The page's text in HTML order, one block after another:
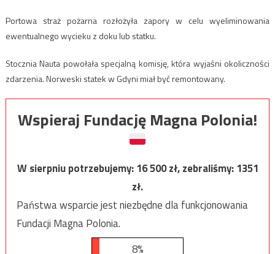
Portowa straż pożarna rozłożyła zapory w celu wyeliminowania
ewentualnego wycieku z doku lub statku.
Stocznia Nauta powołała specjalną komisję, która wyjaśni okoliczności
zdarzenia. Norweski statek w Gdyni miał być remontowany.
Wspieraj Fundację Magna Polonia!
W sierpniu potrzebujemy:16 500zł, zebraliśmy:1351
zł.
Państwa wsparcie jest niezbędne dla funkcjonowania
Fundacji Magna Polonia.
8%